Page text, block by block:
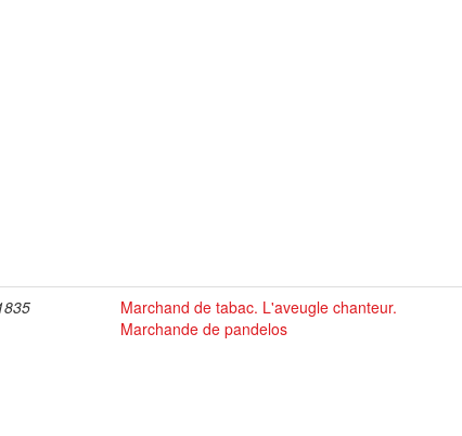
Marchand de tabac. L'aveugle chanteur.
Marchande de pandelos